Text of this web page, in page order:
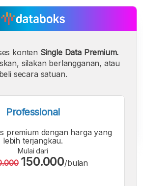
A
Font
A
Font
konten Single Data Premium.
silakan berlangganan, atau
beli secara satuan.
Professional
premium dengan harga yang
lebih terjangkau.
Mulai dari
150.000/bulan